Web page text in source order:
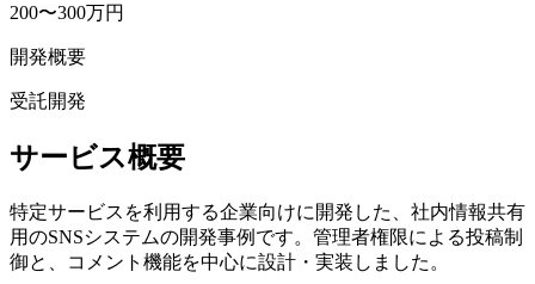
200〜300万円
開発概要
受託開発
サービス概要
特定サービスを利用する企業向けに開発した、社内情報共有
用のSNSシステムの開発事例です。管理者権限による投稿制
御と、コメント機能を中心に設計・実装しました。